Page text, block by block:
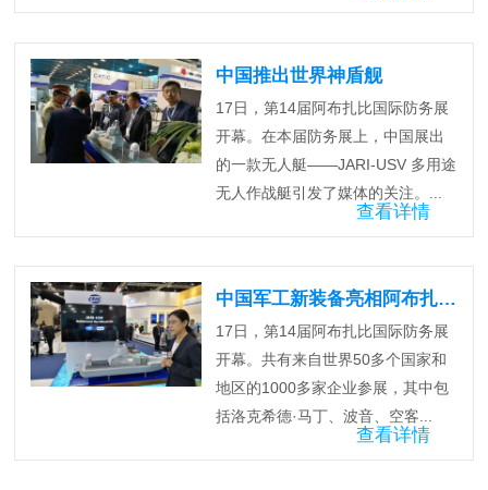
中国推出世界神盾舰
17日，第14届阿布扎比国际防务展
开幕。在本届防务展上，中国展出
的一款无人艇——JARI-USV 多用途
无人作战艇引发了媒体的关注。...
查看详情
中国军工新装备亮相阿布扎比防务展
17日，第14届阿布扎比国际防务展
开幕。共有来自世界50多个国家和
地区的1000多家企业参展，其中包
括洛克希德·马丁、波音、空客...
查看详情